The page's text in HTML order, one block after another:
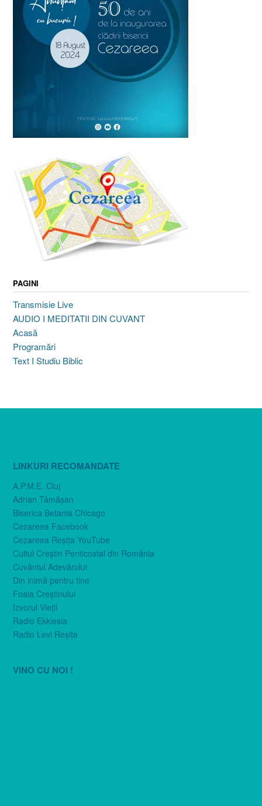
PAGINI
Transmisie Live
AUDIO I MEDITATII DIN CUVANT
Acasă
Programări
Text I Studiu Biblic
LINKURI RECOMANDATE
A.P.M.E. Cluj
Adrian Tămăşan
Biserica Betania Chicago
Cezareea Facebook
Cezareea Reşiţa YouTube
Cultul Creştin Penticostal din România
Cuvântul Adevărului
Din inimă pentru tine
Foaia Creştinului
Izvorul Vieţii
Radio Ekklesia
Radio Levi Reşiţa
VINO CU NOI !